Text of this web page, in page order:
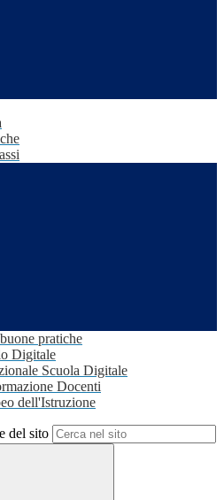
pratiche
Digitale
Scuola Digitale
Docenti
dell'Istruzione
del sito